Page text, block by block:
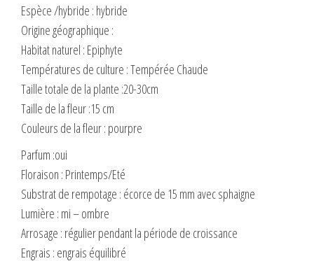
Espèce /hybride : hybride
Origine géographique :
Habitat naturel : Epiphyte
Températures de culture : Tempérée Chaude
Taille totale de la plante :20-30cm
Taille de la fleur :15 cm
Couleurs de la fleur : pourpre
Parfum :oui
Floraison : Printemps/Eté
Substrat de rempotage : écorce de 15 mm avec sphaigne
Lumière : mi – ombre
Arrosage : régulier pendant la période de croissance
Engrais : engrais équilibré